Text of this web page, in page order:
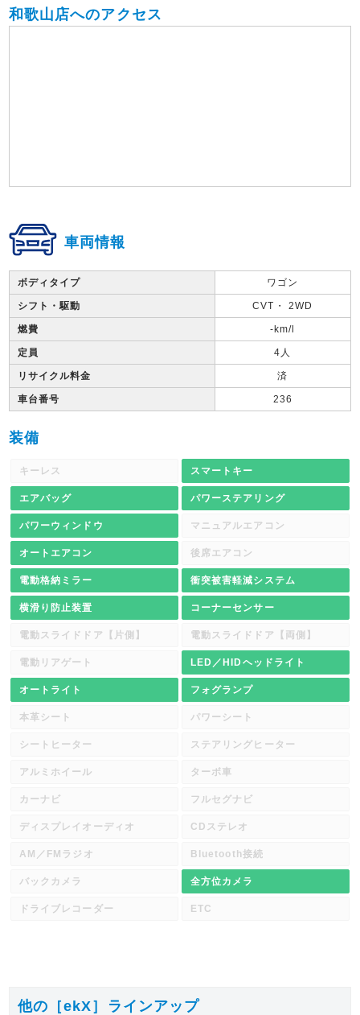
和歌山店へのアクセス
車両情報
ボディタイプ ワゴン
シフト・駆動 CVT・ 2WD
燃費 -km/l
定員 4人
リサイクル料金 済
車台番号 236
装備
キーレス スマートキー
エアバッグ パワーステアリング
パワーウィンドウ マニュアルエアコン
オートエアコン 後席エアコン
電動格納ミラー 衝突被害軽減システム
横滑り防止装置 コーナーセンサー
電動スライドドア【片側】 電動スライドドア【両側】
電動リアゲート LED／HIDヘッドライト
オートライト フォグランプ
本革シート パワーシート
シートヒーター ステアリングヒーター
アルミホイール ターボ車
カーナビ フルセグナビ
ディスプレイオーディオ CDステレオ
AM／FMラジオ Bluetooth接続
バックカメラ 全方位カメラ
ドライブレコーダー ETC
他の［ekX］ラインアップ